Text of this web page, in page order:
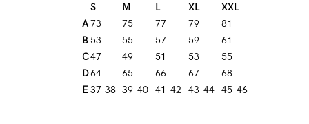
S
M L XL
XXL
A73 75 77 79
81
B53 55 57 59
61
C47 49 51 53
55
D64 65 66 67
68
E 37-38 39-40 41-42 43-44 45-46